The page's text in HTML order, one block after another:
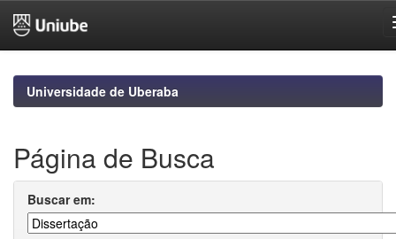
navigationUniversidade de Uberaba
Página de Busca
Buscar em: